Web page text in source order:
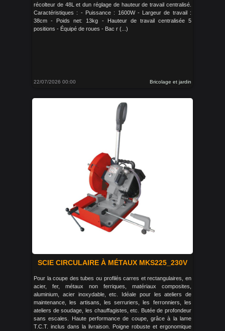
récolteur de 48L et dun réglage de hauteur de travail centralisé.
Caractéristiques : - Puissance : 1600W - Largeur de travail :
38cm - Poids net: 13kg - Hauteur de travail centralisée 5
positions - Équipé de roues - Bac r (...)
22/07/2026 00:00 Bricolage et jardin
SCIE CIRCULAIRE À MÉTAUX MKS225_230V
Pour la coupe des tubes ou profilés carres et rectangulaires, en
acier, fer, métaux non ferriques, matériaux composites,
aluminium, acier inoxydable, etc. Idéale pour les ateliers de
maintenance, les artisans, les serruriers, les ferronniers, les
ateliers de soudage, les chauffagistes, etc. Butée de profondeur
sans escales. Haute performance de coupe, grâce à la lame
T.C.T. inclus dans la livraison. Poigne robuste et ergonomique